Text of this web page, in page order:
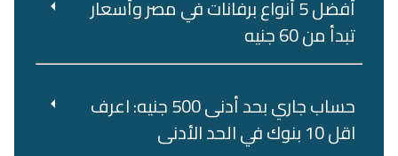
أفضل 5 أنواع برفانات في مصر وأسعار
تبدأ من 60 جنيه
حساب جاري بحد أدنى 500 جنيه: اعرف
اقل 10 بنوك في الحد الأدنى